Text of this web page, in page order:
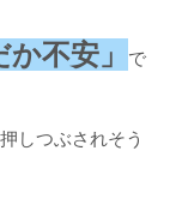
不安」 で
しつぶされそう